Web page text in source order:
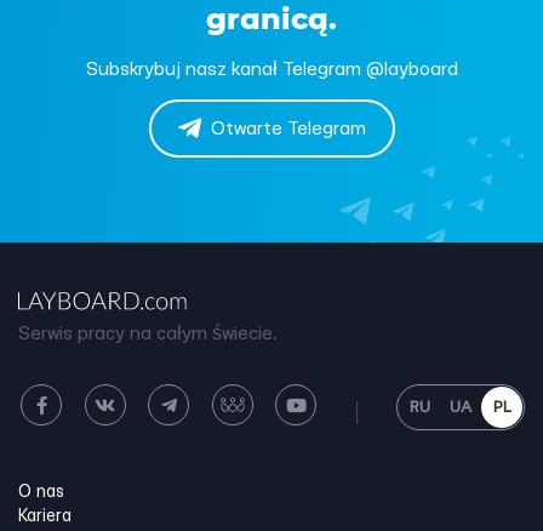
granicą.
Subskrybuj nasz kanał Telegram @layboard
Otwarte Telegram
Serwis pracy na całym świecie.
RU UA PL
O nas
Kariera